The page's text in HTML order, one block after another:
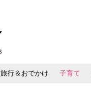
旅行＆おでかけ 子育て